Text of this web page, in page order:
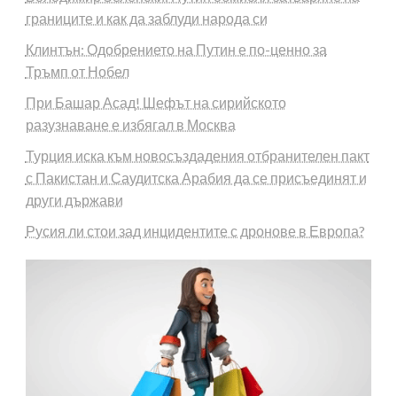
границите и как да заблуди народа си
Клинтън: Одобрението на Путин е по-ценно за
Тръмп от Нобел
При Башар Асад! Шефът на сирийското
разузнаване е избягал в Москва
Турция иска към новосъздадения отбранителен пакт
с Пакистан и Саудитска Арабия да се присъединят и
други държави
Русия ли стои зад инцидентите с дронове в Европа?